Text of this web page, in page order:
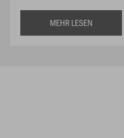
MEHR LESEN